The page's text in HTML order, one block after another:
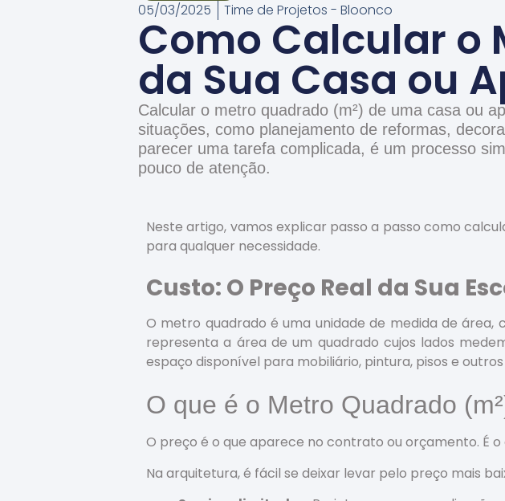
05/03/2025 Time de Projetos - Bloonco
Como Calcular o
da Sua Casa ou
Calcular o metro quadrado (m²) de uma casa ou
situações, como planejamento de reformas,
parecer uma tarefa complicada, é um processo
pouco de atenção.
Neste artigo, vamos explicar passo a passo como
para qualquer necessidade.
Custo: O Preço Real da Sua
O metro quadrado é uma unidade de medida de
representa a área de um quadrado cujos lados
espaço disponível para mobiliário, pintura, pisos e
O que é o Metro Quadrado
O preço é o que aparece no contrato ou orçamento. É
Na arquitetura, é fácil se deixar levar pelo preço mais